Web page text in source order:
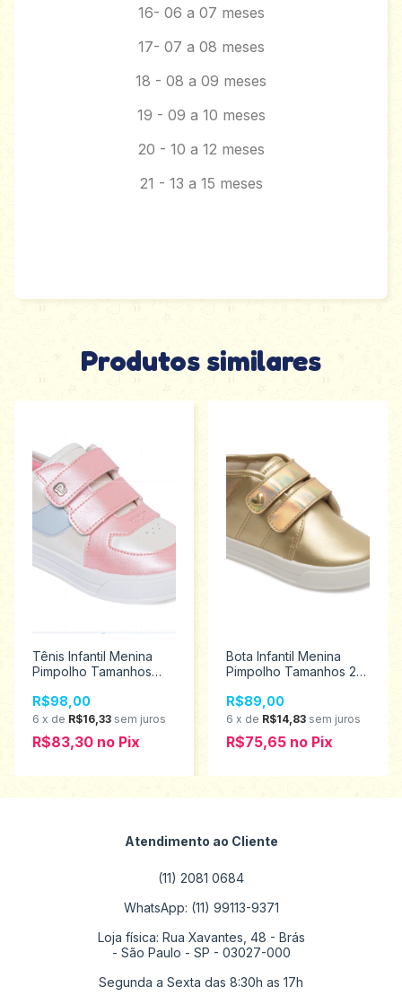
16- 06 a 07 meses
17- 07 a 08 meses
18 - 08 a 09 meses
19 - 09 a 10 meses
20 - 10 a 12 meses
21 - 13 a 15 meses
Produtos similares
Tênis Infantil Menina
Pimpolho Tamanhos
R$98,00
6 x de R$16,33 sem juros
R$83,30 no Pix
Bota Infantil Menina
Pimpolho Tamanhos 22
R$89,00
6 x de R$14,83 sem juros
R$75,65 no Pix
Atendimento ao Cliente
(11) 2081 0684
WhatsApp: (11) 99113-9371
Loja física: Rua Xavantes, 48 - Brás
- São Paulo - SP - 03027-000
Segunda a Sexta das 8:30h as 17h